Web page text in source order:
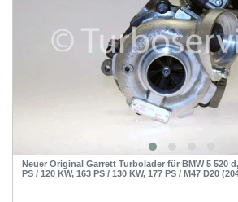
Neuer Original Garrett Turbolader für BMW 5 520 d,
PS / 120 KW, 163 PS / 130 KW, 177 PS / M47 D20